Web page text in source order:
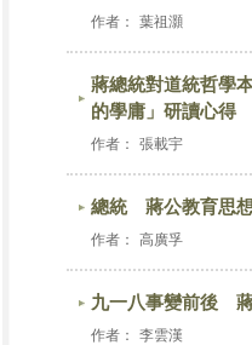
作者： 葉祖灝
蔣總統對道統哲學
的學庸」研讀心得
作者： 張載宇
總統 蔣公教育思
作者： 高廣孚
九一八事變前後
作者： 李雲漢